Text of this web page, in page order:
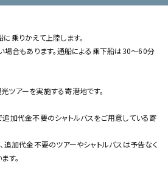
乗りかえて上陸します。
合もあります。通船による乗下船は30～60分
アーを実施する寄港地です。
加代金不要のシャトルバスをご用意している寄
加代金不要のツアーやシャトルバスは予告なく
す。